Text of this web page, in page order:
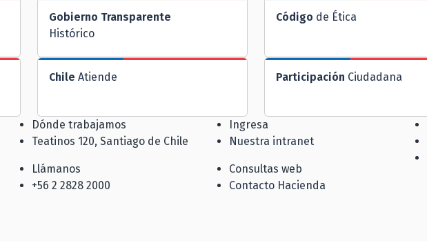
Gobierno Transparente
Histórico
Código de Ética
Chile Atiende Participación Ciudadana
Dónde trabajamos
Teatinos 120, Santiago de Chile
Llámanos
+56 2 2828 2000
Ingresa
Nuestra intranet
Consultas web
Contacto Hacienda